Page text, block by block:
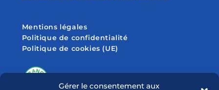
Gérer le consentement aux
Mentions légales
Politique de confidentialité
Politique de cookies (UE)